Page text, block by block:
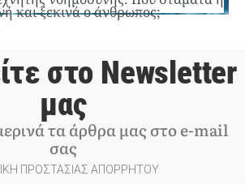
και ξεκινά ο άνθρωπος;
στο Newsletter
μας
τα άρθρα μας στο e-mail
σας
ΠΡΟΣΤΑΣΙΑΣ ΑΠΟΡΡΗΤΟΥ